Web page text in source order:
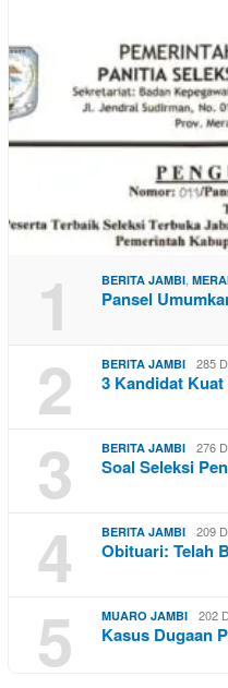
1 BERITA JAMBI,
Pansel
2 BERITA JAMBI 285
3 Kandidat
3 BERITA JAMBI 276
Soal Seleksi
4 BERITA JAMBI 209
Obituari: Telah
5 MUARO JAMBI 202
Kasus Dugaan